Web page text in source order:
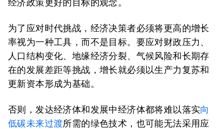
经济政策更好的目标的观念。
为了应对时代挑战，经济决策者必须将更高的增长
率视为一种工具，而不是目标。要应对财政压力、
人口结构变化、地缘经济分裂、气候风险和长期存
在的发展差距等挑战，增长就必须以生产力复苏和
更新资本形成为基础。
否则，发达经济体和发展中经济体都将难以落实向
低碳未来过渡所需的绿色技术，也可能无法采用应